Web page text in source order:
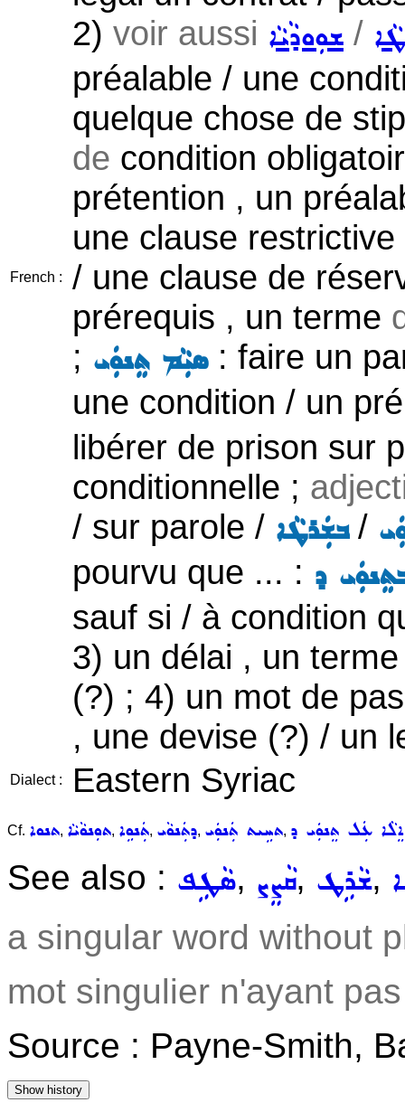
French :
2) voir aussi ܫܘܼܘܕܵܝܵܐ /
préalable / une
quelque chose de
de condition
prétention , un
une clause
/ une clause de
prérequis , un terme
; ܣܝܼܵܡ ܬܸܢܘܲܝ: faire un
une condition / un
libérer de prison sur
conditionnelle ;
/ sur parole / ܒܫܲܪܛܵܐ/
pourvu que ... : ܕ
sauf si / à condition
3) un délai , un
(?) ; 4) un mot de
, une devise (?) / un
Dialect : Eastern Syriac
Cf. ܬܢܘܐ, ܬܘܼܢܘܵܝܵܐ, ܬܲܢܘܹܐ, ܕܬܲܢܘܵܝ, ܬܚܹܝܬ ܬܲܢܘܲܝ, ܐܸܠܵܐ ܥܲܠ ܬܸܢܘܲܝ ܕ
See also : ܣܵܛܹܦ, ܩܵܨܸܨ, ܫܵܪܹܛ,
a singular word without
mot singulier n'ayant
Source : Payne-Smith,